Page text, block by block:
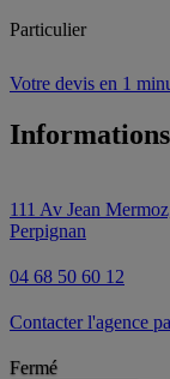
Particulier
Votre devis en 1
111 Av Jean
Perpignan
04 68 50 60 12
Contacter l'agence
Fermé